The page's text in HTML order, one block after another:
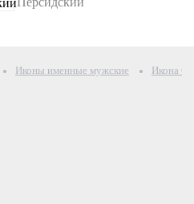
Иконы именные мужские Икона